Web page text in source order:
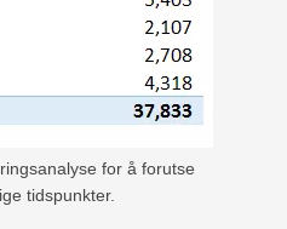
for å forutse
tidspunkter.